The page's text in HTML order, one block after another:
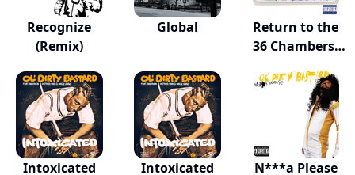
Recognize
(Remix)
Global
Return to the
36 Chambers:
Intoxicated
Intoxicated
N***a Please